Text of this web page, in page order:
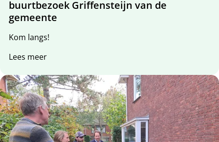
buurtbezoek Griffensteijn van de
gemeente
Kom langs!
Lees meer